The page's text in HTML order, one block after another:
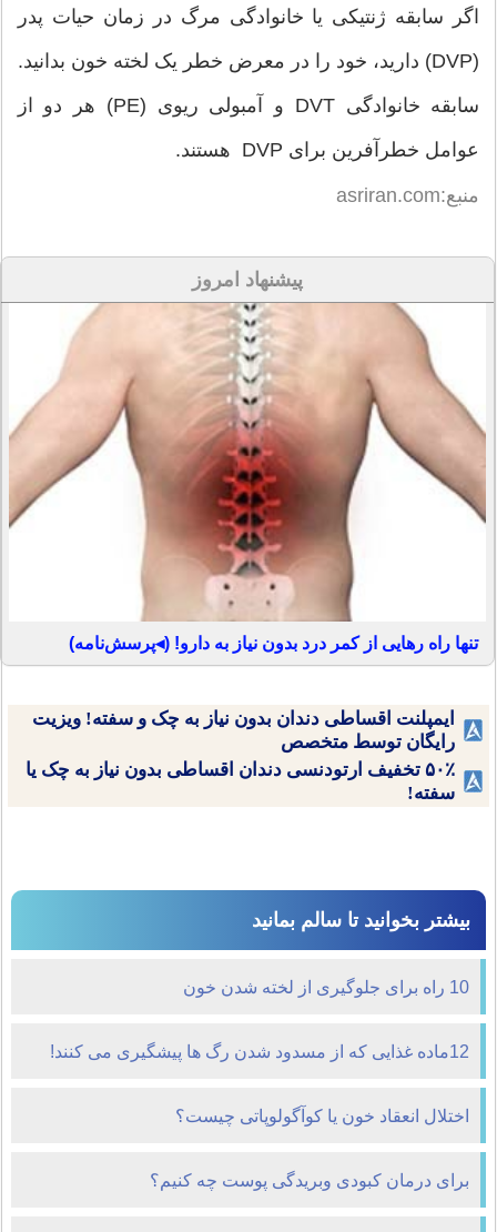
اگر سابقه ژنتیکی یا خانوادگی مرگ در زمان حیات پدر
(DVP) دارید، خود را در معرض خطر یک لخته خون بدانید.
سابقه خانوادگی DVT و آمبولی ریوی (PE) هر دو از
عوامل خطرآفرین برای DVP هستند.
منبع:asriran.com
پیشنهاد امروز
تنها راه رهایی از کمر درد بدون نیاز به دارو! (◂پرسش‌نامه)
ایمپلنت اقساطی دندان بدون نیاز به چک و سفته! ویزیت
رایگان توسط متخصص
۵۰٪ تخفیف ارتودنسی دندان اقساطی بدون نیاز به چک یا
سفته!
بیشتر بخوانید تا سالم بمانید
10 راه برای جلوگیری از لخته شدن خون
12ماده غذایی که از مسدود شدن رگ ها پیشگیری می کنند!
اختلال انعقاد خون یا کوآگولوپاتی چیست؟
برای درمان کبودی وبریدگی پوست چه کنیم؟